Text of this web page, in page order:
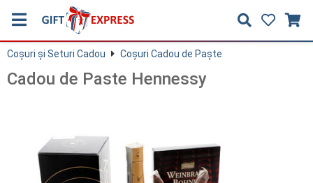
Coşuri și Seturi Cadou Coşuri Cadou de Paşte
Cadou de Paste Hennessy